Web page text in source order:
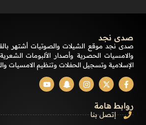
صدى نجد
صدى نجد موقع الشيلات والصوتيات أشتهر
والامسيات الحصرية وأصدار الألبومات
الإسلامية وتسجيل الحفلات وتنظيم الامسيات
روابط هامة
إتصل بنا